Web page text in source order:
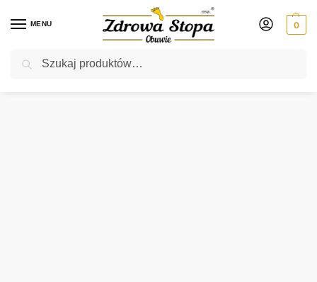
MENU 0
Rabat ⚡ 5% kod: ZDROWASTOPA (na obuwie poza promocją)